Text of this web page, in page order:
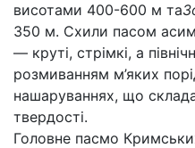
висотами 400-600 м та
350 м. Схили пасом
— круті, стрімкі, а
розмиванням м’яких
нашаруваннях, що
твердості.
Головне пасмо